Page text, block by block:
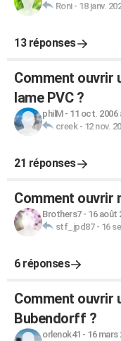
Roni- 18 janv.
13 réponses
Comment ouvrir
lame PVC ?
philM- 11 oct. 2006
creek- 12 nov.
21 réponses
Comment ouvrir
Brothers7- 16 août
stf_jpd87- 16
6 réponses
Comment ouvrir
Bubendorff ?
orlenok41 - 16 mars